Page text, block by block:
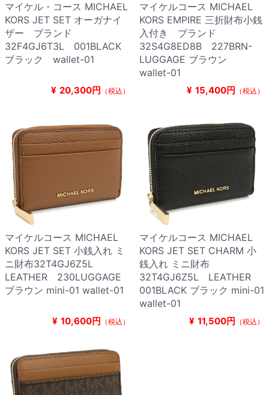
マイケル・コース MICHAEL
KORS JET SET オーガナイ
ザー ブランド
32F4GJ6T3L 001BLACK
ブラック wallet-01
¥ 20,300円 （税込）
マイケルコース MICHAEL
KORS EMPIRE 三折財布小銭
入付き ブランド
32S4G8ED8B 227BRN-
LUGGAGE ブラウン
wallet-01
¥ 15,400円 （税込）
マイケルコース MICHAEL
KORS JET SET 小銭入れ ミ
ニ財布32T4GJ6Z5L
LEATHER 230LUGGAGE
ブラウン mini-01 wallet-01
¥ 10,600円 （税込）
マイケルコース MICHAEL
KORS JET SET CHARM 小
銭入れ ミニ財布
32T4GJ6Z5L LEATHER
001BLACK ブラック mini-01
wallet-01
¥ 11,500円 （税込）